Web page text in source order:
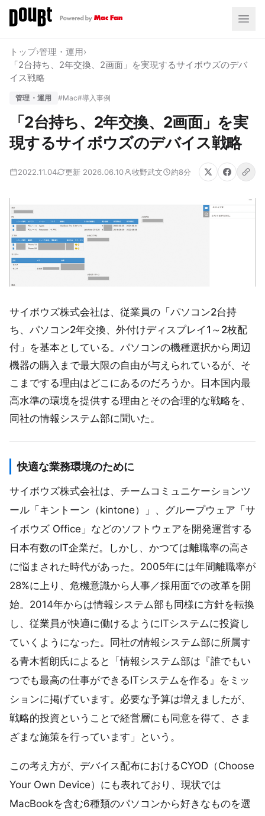
トップ›管理・運用›
「2台持ち、2年交換、2画面」を実現するサイボウズのデバ
イス戦略
管理・運用 #Mac#導入事例
「2台持ち、2年交換、2画面」を実
現するサイボウズのデバイス戦略
2022.11.04 更新 2026.06.10 牧野武文 約8分
サイボウズ株式会社は、従業員の「パソコン2台持
ち、パソコン2年交換、外付けディスプレイ1～2枚配
付」を基本としている。パソコンの機種選択から周辺
機器の購入まで最大限の自由が与えられているが、そ
こまでする理由はどこにあるのだろうか。日本国内最
高水準の環境を提供する理由とその合理的な戦略を、
同社の情報システム部に聞いた。
快適な業務環境のために
サイボウズ株式会社は、チームコミュニケーションツ
ール「キントーン（kintone）」、グループウェア「サ
イボウズ Office」などのソフトウェアを開発運営する
日本有数のIT企業だ。しかし、かつては離職率の高さ
に悩まされた時代があった。2005年には年間離職率が
28%に上り、危機意識から人事／採用面での改革を開
始。2014年からは情報システム部も同様に方針を転換
し、従業員が快適に働けるようにITシステムに投資し
ていくようになった。同社の情報システム部に所属す
る青木哲朗氏によると「情報システム部は『誰でもい
つでも最高の仕事ができるITシステムを作る』をミッ
ションに掲げています。必要な予算は増えましたが、
戦略的投資ということで経営層にも同意を得て、さま
ざまな施策を行っています」という。
この考え方が、デバイス配布におけるCYOD（Choose
Your Own Device）にも表れており、現状では
MacBookを含む6種類のパソコンから好きなものを選